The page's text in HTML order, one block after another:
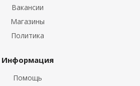
Вакансии
Магазины
Политика
Информация
Помощь